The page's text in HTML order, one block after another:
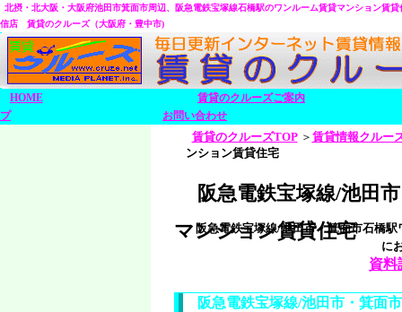
北摂・北大阪・大阪府池田市箕面市周辺、阪急電鉄宝塚線石橋駅のワンルーム賃貸マンション賃
信店 賃貸のクルーズ（大阪府・豊中市)
HOME
賃貸のクルーズご案内
プ
お問い合わせ
賃貸のクルーズTOP＞ 賃貸情報クルー
ンション賃貸住宅
阪急電鉄宝塚線/池田
マンション賃貸住宅
阪急電鉄宝塚線/池田市・箕面市石橋
に
資料
阪急電鉄宝塚線/池田市・箕面